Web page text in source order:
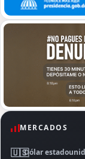
MERCADOS
🇺🇸Dólar